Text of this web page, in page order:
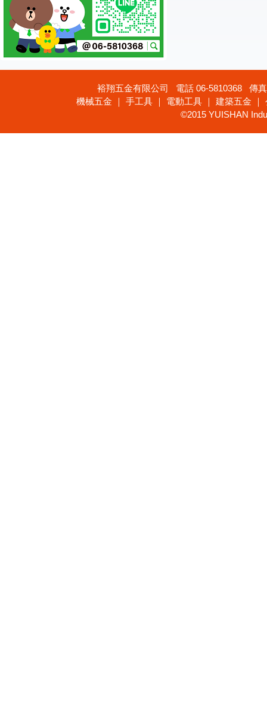
裕翔五金有限公司 電話 06-5810368 傳
機械五金 ｜ 手工具 ｜ 電動工具 ｜ 建築五金
©2015 YUISHAN